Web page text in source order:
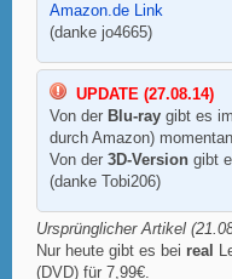
Amazon.de Link
(danke jo4665)
UPDATE (27.08.14)
Von der Blu-ray gibt es
durch Amazon)
Von der 3D-Version gibt
(danke Tobi206)
Ursprünglicher Artikel
Nur heute gibt es bei real
(DVD) für 7,99€.